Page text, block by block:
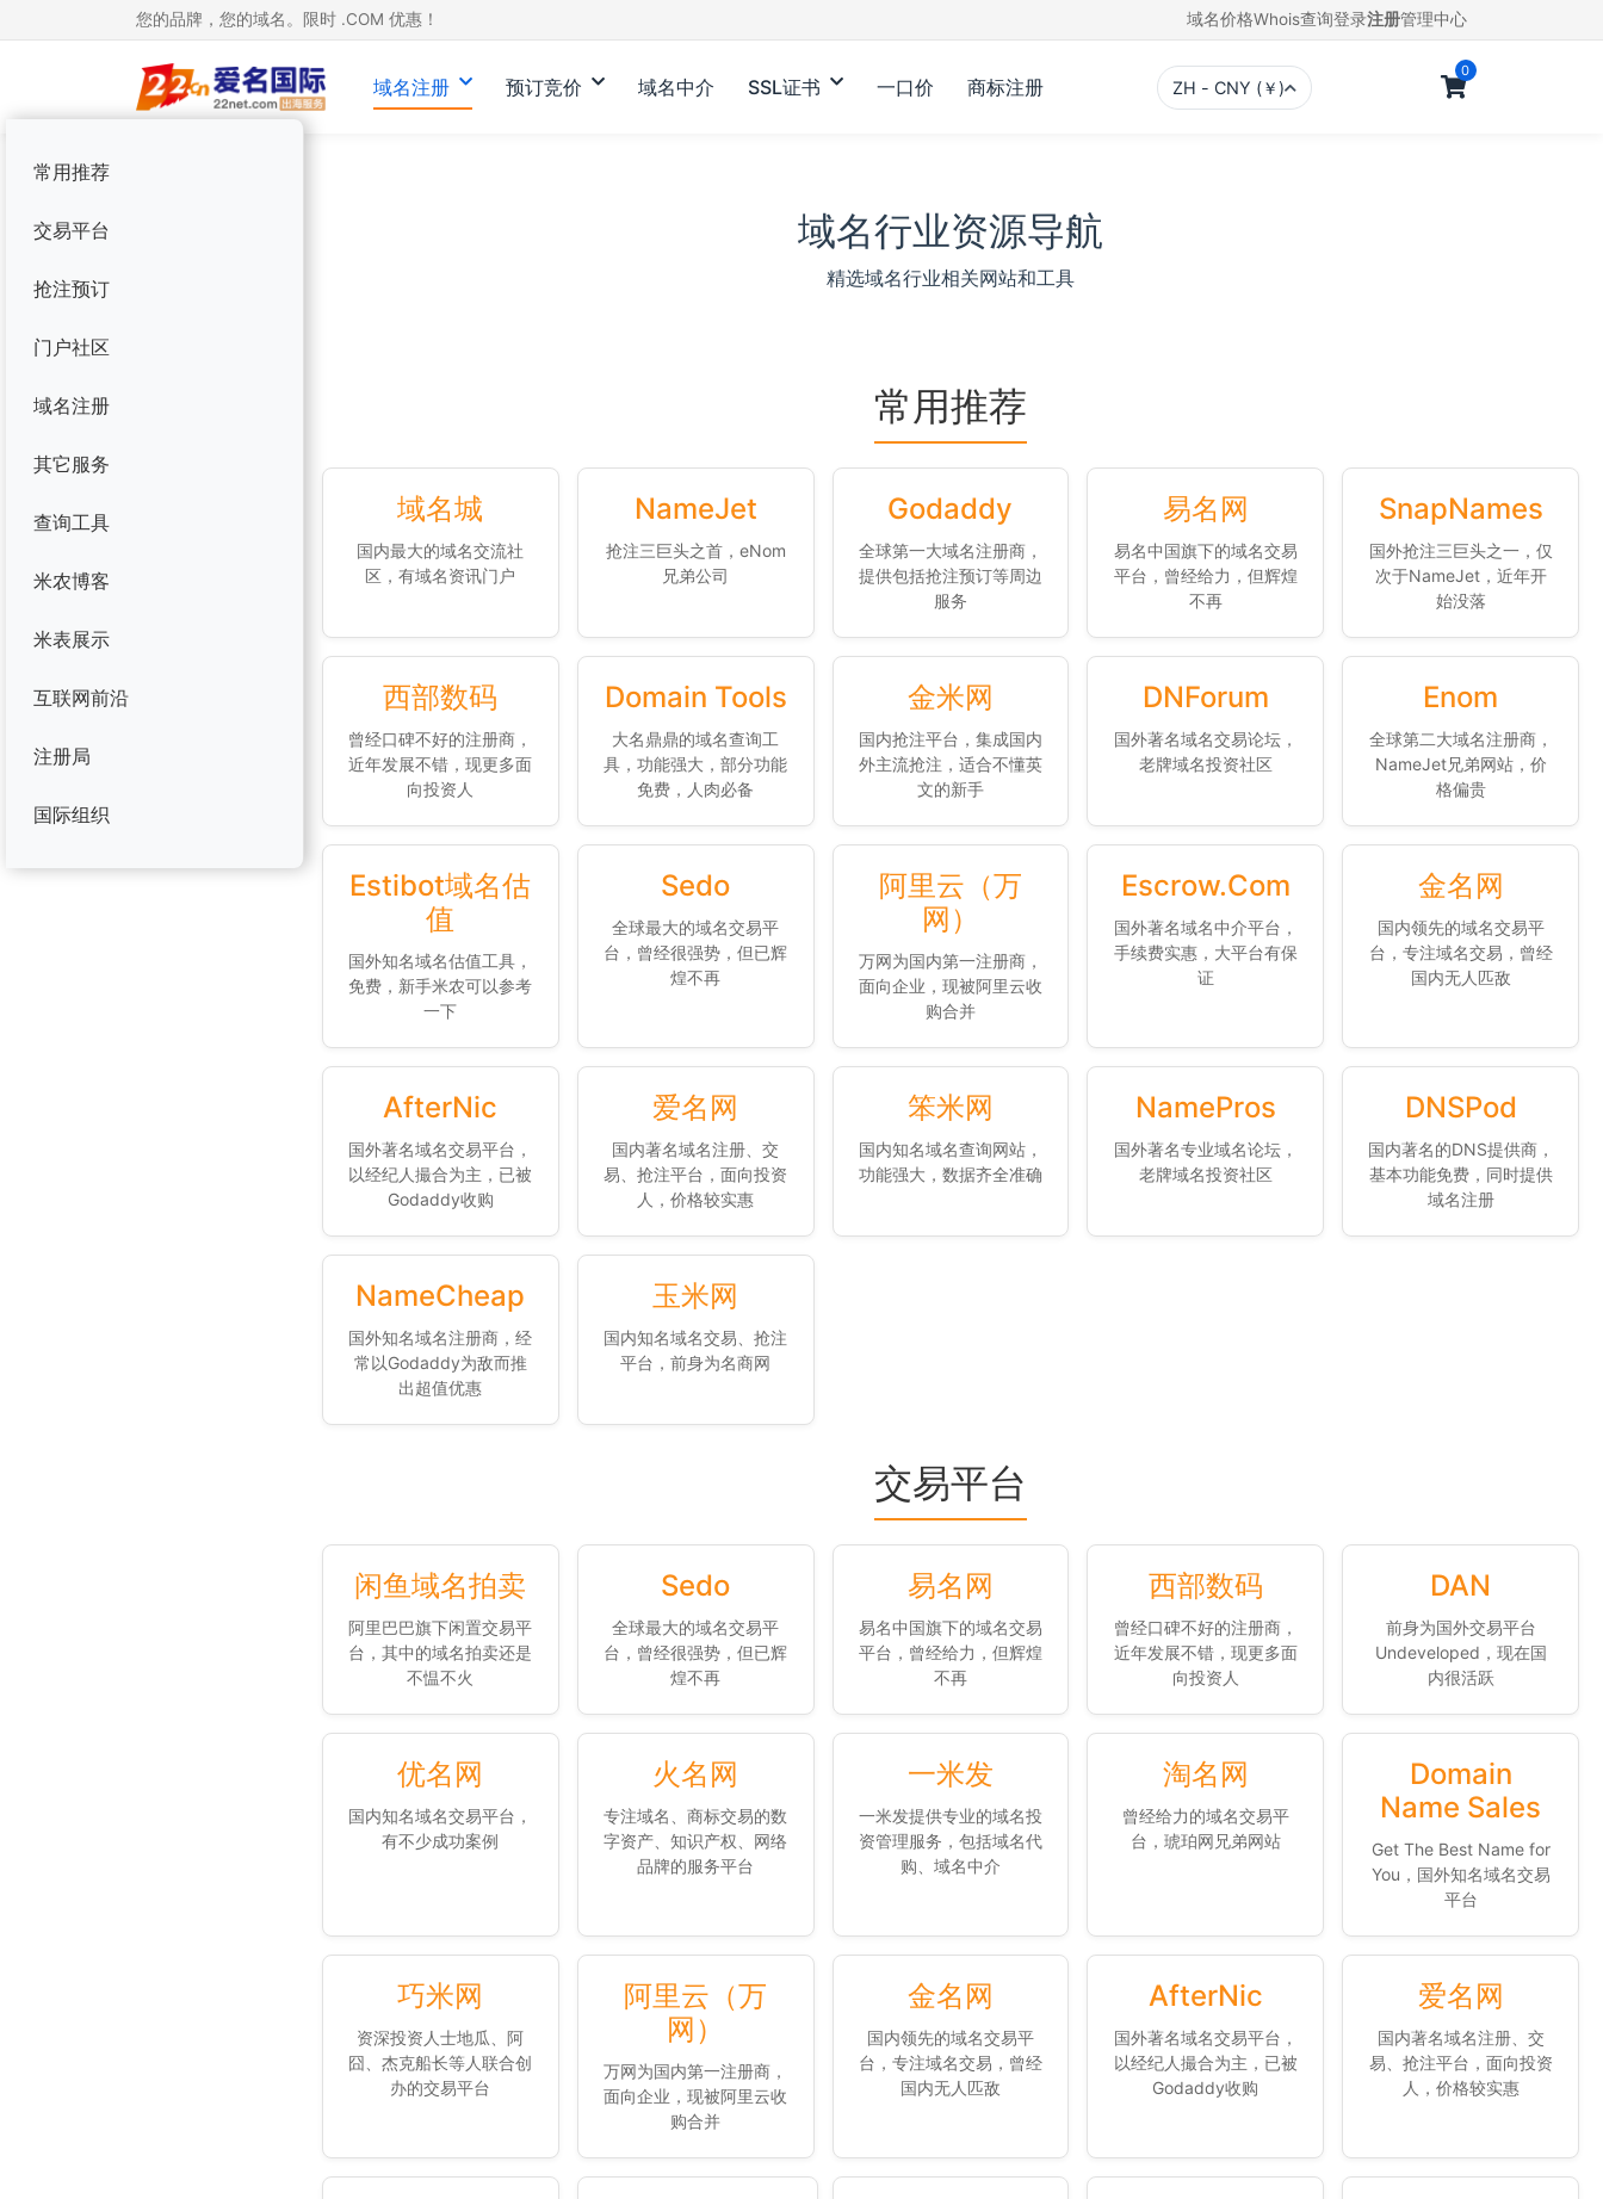
您的品牌，您的域名。限时 .COM 优惠！ 域名价格Whois查询登录注册管理中心
域名注册 预订竞价 域名中介 SSL证书 一口价 商标注册 ZH - CNY (￥)
0
常用推荐
交易平台
抢注预订
门户社区
域名注册
其它服务
查询工具
米农博客
米表展示
互联网前沿
注册局
国际组织
域名行业资源导航
精选域名行业相关网站和工具
常用推荐
域名城
国内最大的域名交流社
区，有域名资讯门户
NameJet
抢注三巨头之首，eNom
兄弟公司
Godaddy
全球第一大域名注册商，
提供包括抢注预订等周边
服务
易名网
易名中国旗下的域名交易
平台，曾经给力，但辉煌
不再
SnapNames
国外抢注三巨头之一，仅
次于NameJet，近年开
始没落
西部数码
曾经口碑不好的注册商，
近年发展不错，现更多面
向投资人
Domain Tools
大名鼎鼎的域名查询工
具，功能强大，部分功能
免费，人肉必备
金米网
国内抢注平台，集成国内
外主流抢注，适合不懂英
文的新手
DNForum
国外著名域名交易论坛，
老牌域名投资社区
Enom
全球第二大域名注册商，
NameJet兄弟网站，价
格偏贵
Estibot域名估
值
国外知名域名估值工具，
免费，新手米农可以参考
一下
Sedo
全球最大的域名交易平
台，曾经很强势，但已辉
煌不再
阿里云（万
网）
万网为国内第一注册商，
面向企业，现被阿里云收
购合并
Escrow.Com
国外著名域名中介平台，
手续费实惠，大平台有保
证
金名网
国内领先的域名交易平
台，专注域名交易，曾经
国内无人匹敌
AfterNic
国外著名域名交易平台，
以经纪人撮合为主，已被
Godaddy收购
爱名网
国内著名域名注册、交
易、抢注平台，面向投资
人，价格较实惠
笨米网
国内知名域名查询网站，
功能强大，数据齐全准确
NamePros
国外著名专业域名论坛，
老牌域名投资社区
DNSPod
国内著名的DNS提供商，
基本功能免费，同时提供
域名注册
NameCheap
国外知名域名注册商，经
常以Godaddy为敌而推
出超值优惠
玉米网
国内知名域名交易、抢注
平台，前身为名商网
交易平台
闲鱼域名拍卖
阿里巴巴旗下闲置交易平
台，其中的域名拍卖还是
不愠不火
Sedo
全球最大的域名交易平
台，曾经很强势，但已辉
煌不再
易名网
易名中国旗下的域名交易
平台，曾经给力，但辉煌
不再
西部数码
曾经口碑不好的注册商，
近年发展不错，现更多面
向投资人
DAN
前身为国外交易平台
Undeveloped，现在国
内很活跃
优名网
国内知名域名交易平台，
有不少成功案例
火名网
专注域名、商标交易的数
字资产、知识产权、网络
品牌的服务平台
一米发
一米发提供专业的域名投
资管理服务，包括域名代
购、域名中介
淘名网
曾经给力的域名交易平
台，琥珀网兄弟网站
Domain
Name Sales
Get The Best Name for
You，国外知名域名交易
平台
巧米网
资深投资人士地瓜、阿
囧、杰克船长等人联合创
办的交易平台
阿里云（万
网）
万网为国内第一注册商，
面向企业，现被阿里云收
购合并
金名网
国内领先的域名交易平
台，专注域名交易，曾经
国内无人匹敌
AfterNic
国外著名域名交易平台，
以经纪人撮合为主，已被
Godaddy收购
爱名网
国内著名域名注册、交
易、抢注平台，面向投资
人，价格较实惠